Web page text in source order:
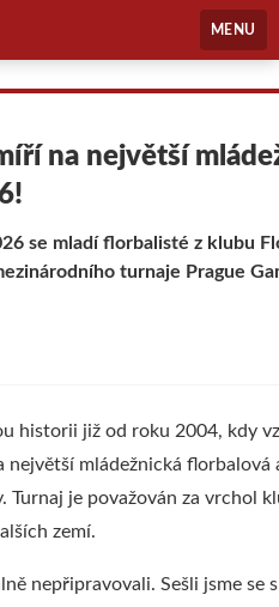
MENU
na největší
se mladí florbalisté z klubu
turnaje Prague
historii již od roku 2004, kdy
největší mládežnická
je považován za vrchol
zemí.
nepřipravovali. Sešli jsme